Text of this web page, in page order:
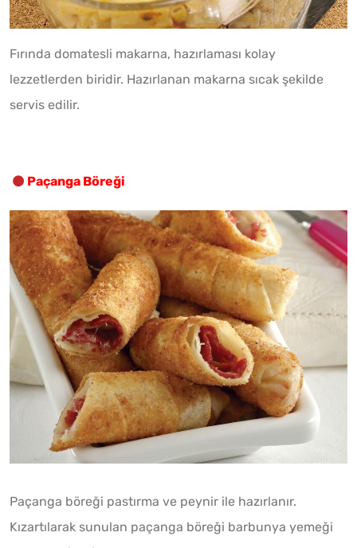
Fırında domatesli makarna, hazırlaması kolay
lezzetlerden biridir. Hazırlanan makarna sıcak şekilde
servis edilir.
Paçanga Böreği
Paçanga böreği pastırma ve peynir ile hazırlanır.
Kızartılarak sunulan paçanga böreği barbunya yemeği